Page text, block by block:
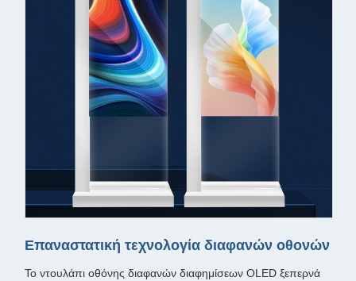
Επαναστατική τεχνολογία διαφανών οθονών
Το ντουλάπι οθόνης διαφανών διαφημίσεων OLED ξεπερνά